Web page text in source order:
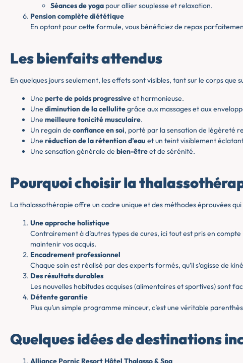
Séances de yoga pour allier souplesse et relaxation.
Pension complète diététique
En optant pour cette formule, vous bénéficiez de repas
Les bienfaits attendus
En quelques jours seulement, les effets sont visibles, tant sur le corps que
Une perte de poids progressiveet harmonieuse.
Une diminution de la cellulitegrâce aux massages et aux
Une meilleure tonicité musculaire.
Un regain de confiance en soi, porté par la sensation de légèreté
Une réduction de la rétention d’eau et un teint visiblement
Une sensation générale de bien-êtreet de sérénité.
Pourquoi choisir la
La thalassothérapie offre un cadre unique et des méthodes éprouvées
Une approche holistique
Contrairement à d’autres types de cures, ici tout est pris en
maintenir vos acquis.
Encadrement professionnel
Chaque soin est réalisé par des experts formés, qu’il s’agisse de
Des résultats durables
Les nouvelles habitudes acquises (alimentaires et sportives) sont
Détente garantie
Plus qu’un simple programme minceur, c’est une véritable
Quelques idées de destinations
Alliance Pornic Resort Hôtel Thalasso & Spa